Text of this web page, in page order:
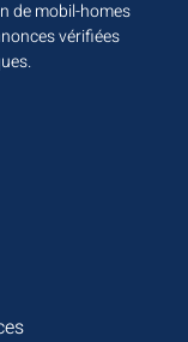
de mobil-homes
vérifiées